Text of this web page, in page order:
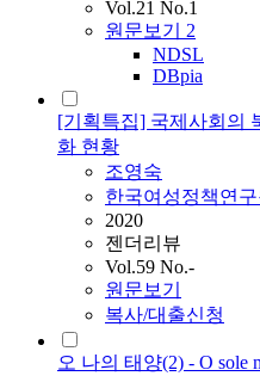
Vol.21 No.1
원문보기 2
NDSL
DBpia
[기획특집] 국제사회의
화 현황
조영숙
한국여성정책연
2020
젠더리뷰
Vol.59 No.-
원문보기
복사/대출신청
오 나의 태양(2) - O sole